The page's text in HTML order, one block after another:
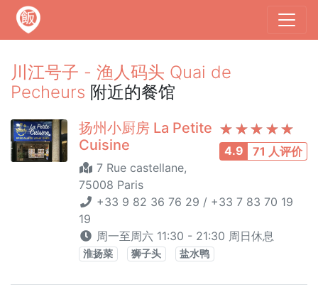
川江号子 - 渔人码头 Quai de
Pecheurs 附近的餐馆
4.9 71 人评价
扬州小厨房 La Petite
Cuisine
7 Rue castellane,
75008 Paris
+33 9 82 36 76 29 / +33 7 83 70 19
19
周一至周六 11:30 - 21:30 周日休息
淮扬菜 狮子头 盐水鸭